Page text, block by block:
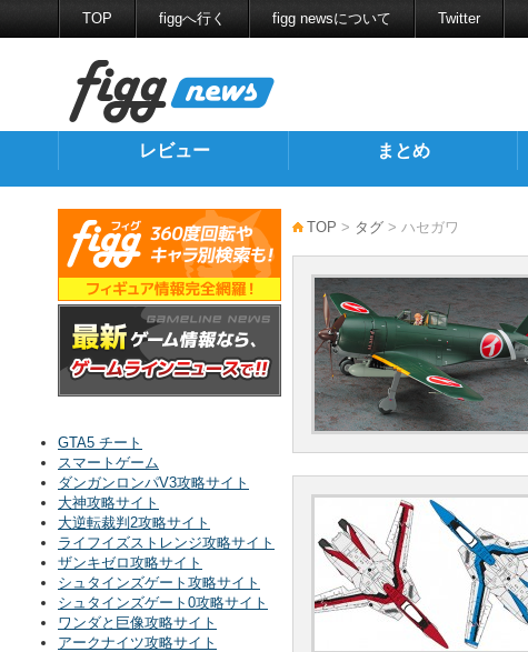
TOP figgへ行く figg newsについて Twitter
レビュー まとめ
TOP > タグ > ハセガワ
GTA5 チート
スマートゲーム
ダンガンロンパV3攻略サイト
大神攻略サイト
大逆転裁判2攻略サイト
ライフイズストレンジ攻略サイト
ザンキゼロ攻略サイト
シュタインズゲート攻略サイト
シュタインズゲート0攻略サイト
ワンダと巨像攻略サイト
アークナイツ攻略サイト